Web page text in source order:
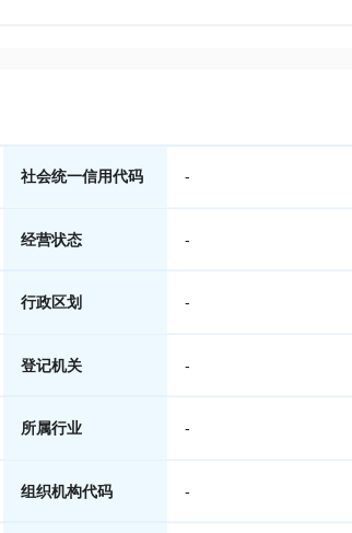
社会统一信用代码 -
经营状态 -
行政区划 -
登记机关 -
所属行业 -
组织机构代码 -